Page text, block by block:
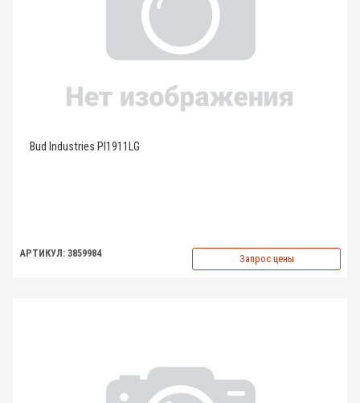
Bud Industries PI1911LG
АРТИКУЛ: 3859984 Запрос цены